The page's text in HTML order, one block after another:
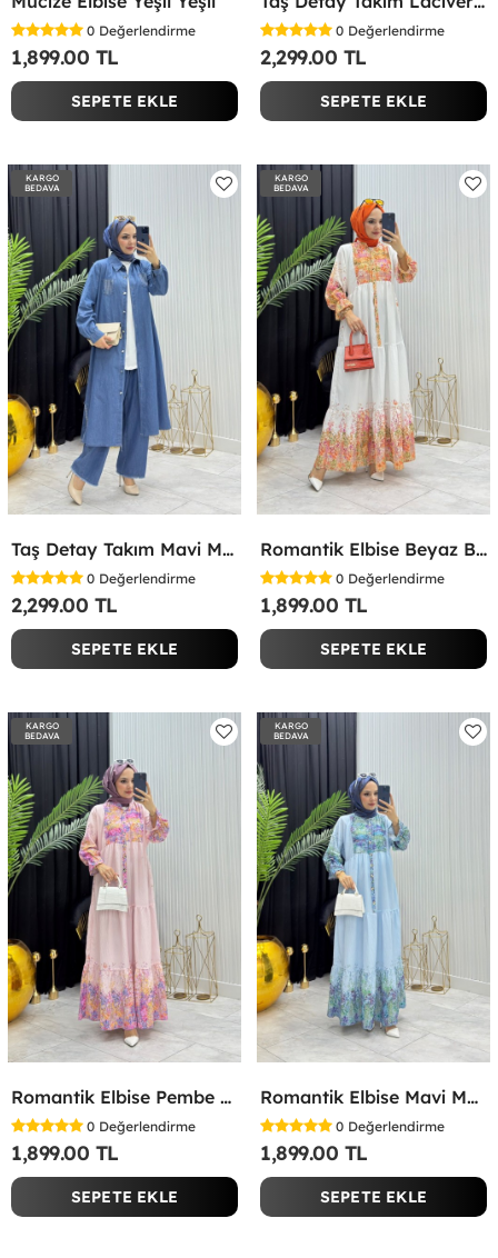
0 Değerlendirme
1,899.00 TL
SEPETE EKLE
0 Değerlendirme
2,299.00 TL
SEPETE EKLE
KARGO
BEDAVA
Taş Detay Takım Mavi Mavi
0 Değerlendirme
2,299.00 TL
SEPETE EKLE
KARGO
BEDAVA
Romantik Elbise Beyaz Beyaz
0 Değerlendirme
1,899.00 TL
SEPETE EKLE
KARGO
BEDAVA
Romantik Elbise Pembe Pembe
0 Değerlendirme
1,899.00 TL
SEPETE EKLE
KARGO
BEDAVA
Romantik Elbise Mavi Mavi
0 Değerlendirme
1,899.00 TL
SEPETE EKLE